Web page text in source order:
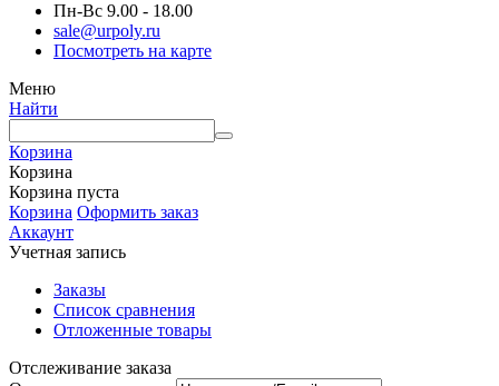
Пн-Вс 9.00 - 18.00
sale@urpoly.ru
Посмотреть на карте
Меню
Найти
Корзина
Корзина
Корзина пуста
Корзина Оформить заказ
Аккаунт
Учетная запись
Заказы
Список сравнения
Отложенные товары
Отслеживание заказа